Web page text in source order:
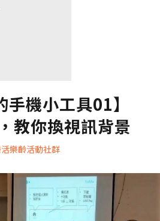
手機小工具01】
教你換視訊背景
樂齡活動社群